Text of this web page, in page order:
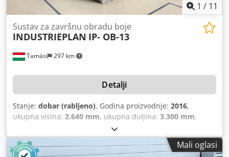
1 / 11
Tamási 297 km
Sustav za završnu obradu boje
INDUSTRIEPLAN IP- OB-13
Detalji
Stanje: dobar (rabljeno), Godina proizvodnje: 2016,
ukupna visina: 2.640 mm, ukupna duljina: 3.300 mm,
, volumni protok:
Oprema:kabina, Tehnički podaci: Površina 75 m3 uključuje
lakirnicu, sušionicu i skladište boja. Lakirnica: Unutarnje
Mali oglasi